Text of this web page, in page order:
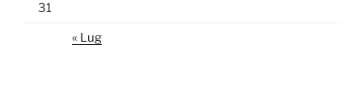
31
« Lug